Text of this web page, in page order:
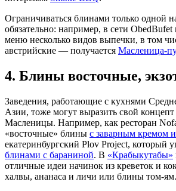
Ограничиваться блинами только одной
обязательно: например, в сети
меню несколько видов выпечки, в том
австрийские — получается Масленица-
4. Блины восточные,
Заведения, работающие с кухнями
Азии, тоже могут выразить свой
Масленицы. Например, как ресторан
«восточные» блины с заварным кремом
екатеринбургский Plov Project, который
блинами с бараниной. В «Крабыкутабы»
отличные идеи начинок из креветок и
халвы, ананаса и личи или блины том-ям.